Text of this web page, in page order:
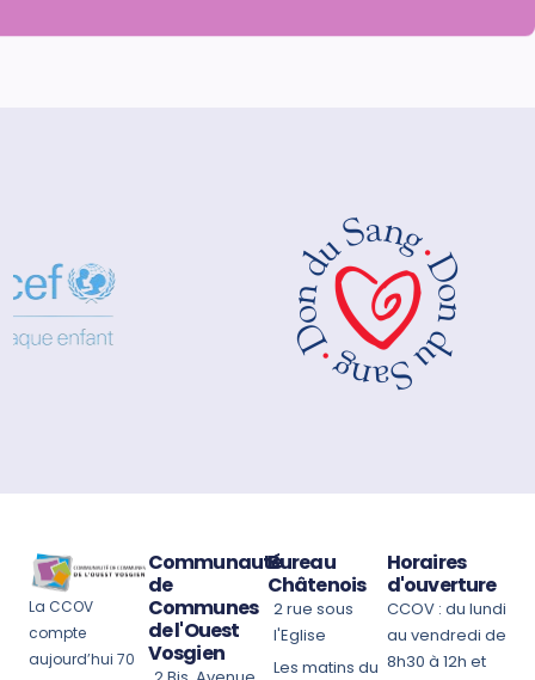
La CCOV
compte
aujourd’hui 70
Communauté
de
Communes
de l'Ouest
Vosgien
Bureau
Châtenois
2 rue sous
l'Eglise
Les matins du
Horaires
d'ouverture
CCOV : du lundi
au vendredi de
8h30 à 12h et